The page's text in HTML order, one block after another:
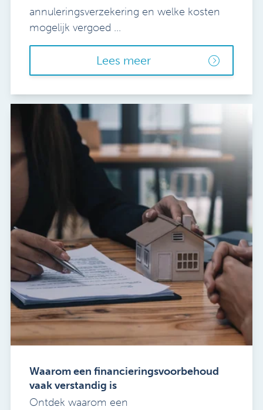
annuleringsverzekering en welke kosten
mogelijk vergoed ...
Lees meer
Waarom een financieringsvoorbehoud
vaak verstandig is
Ontdek waarom een